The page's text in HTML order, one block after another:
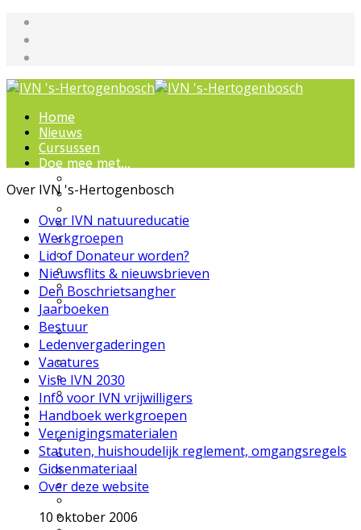
Home
Nieuws
Cursussen
Doe mee met...
IVN natuurcursussen
Landschapsbeheer
Jeugdnatuurgroep
Het Bewaarde Land
Lezingen over natuur
IVN Natuurschool
Natuurbeleving voor
bijzondere groepen
Wandelingen en
ommetjes
UWES wandelingen
Natuurfilmpje kijken
IVN activiteitenfolder
Natuurgebieden
Vereniging
Over IVN natuureducatie
Werkgroepen
Lid of Donateur worden?
Nieuwsflits nieuwsbrief
Jaarboeken
Over IVN 's-Hertogenbosch
Over IVN natuureducatie
Werkgroepen
Lid of Donateur worden?
Nieuwsflits & nieuwsbrieven
Den Boschrietsangher
Jaarboeken
Bestuur
Ledenvergaderingen
Vacatures
Visie IVN 2030
Info voor IVN vrijwilligers
Handboek werkgroepen
Verenigingsmaterialen
Statuten, huishoudelijk reglement, omgangsregels
Gidsenmateriaal
Over deze website
10 oktober 2006